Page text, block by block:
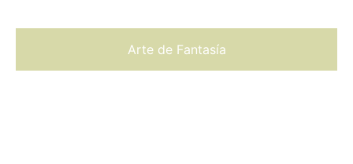
Arte de Fantasía